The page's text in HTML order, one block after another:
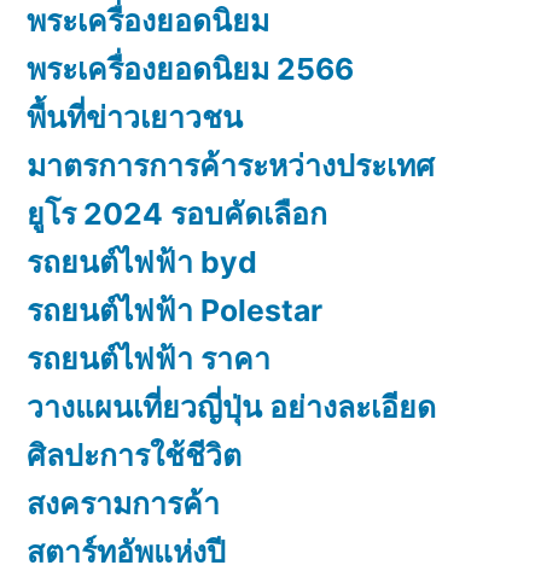
พระเครื่องยอดนิยม
พระเครื่องยอดนิยม 2566
พื้นที่ข่าวเยาวชน
มาตรการการค้าระหว่างประเทศ
ยูโร 2024 รอบคัดเลือก
รถยนต์ไฟฟ้า byd
รถยนต์ไฟฟ้า Polestar
รถยนต์ไฟฟ้า ราคา
วางแผนเที่ยวญี่ปุ่น อย่างละเอียด
ศิลปะการใช้ชีวิต
สงครามการค้า
สตาร์ทอัพแห่งปี